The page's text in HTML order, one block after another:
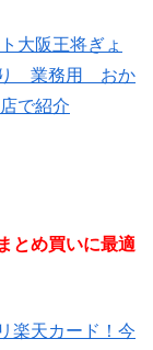
大阪王将ぎょ
業務用 おか
で紹介
とめ買いに最適
楽天カード！今